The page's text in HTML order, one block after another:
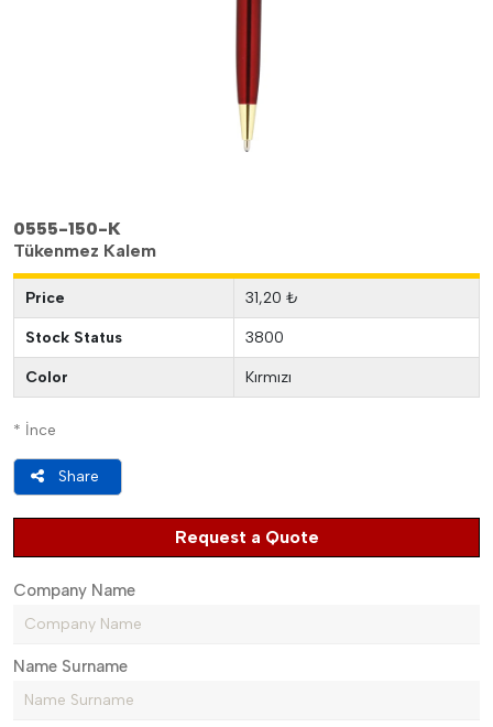
0555-150-K
Tükenmez Kalem
Price 31,20 ₺
Stock Status 3800
Color Kırmızı
* İnce
Share
Request a Quote
Company Name
Name Surname